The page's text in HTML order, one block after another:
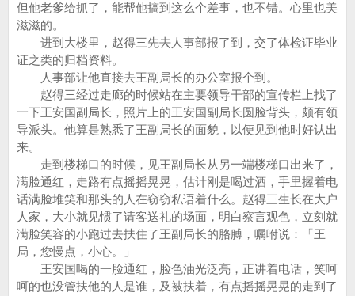
但他老爹给抓了，能帮他搞到这么个差事，也不错。心里也美
滋滋的。
进到大楼里，赵得三先去人事部报了到，交了体检证毕业
证之类的归档资料。
人事部让他直接去王副局长的办公室报个到。
赵得三经过走廊的时候站在主要领导干部的宣传栏上找了
一下王安国副局长，照片上的王安国副局长圆脸背头，颇有领
导派头。他算是熟悉了王副局长的面貌，以便见到他时好认出
来。
走到楼梯口的时候，见王副局长从另一端楼梯口出来了，
满脸通红，走路有点摇摇晃晃，估计刚是喝过酒，手里握着电
话满脸堆笑和那头的人在窃窃私语着什么。赵得三生长在大户
人家，大小就见惯了请客送礼的场面，明白察言观色，立刻就
满脸笑容的小跑过去扶住了王副局长的胳膊，嘱咐说：「王
局，您慢点，小心。」
王安国喝的一脸通红，脸色油光泛亮，正讲着电话，笑呵
呵的也没管扶他的人是谁，及被扶着，有点摇摇晃晃的走到了